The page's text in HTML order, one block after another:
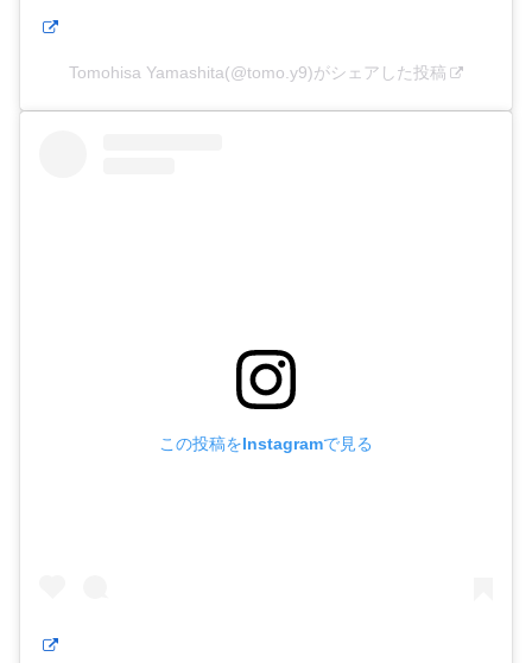
Tomohisa Yamashita(@tomo.y9)がシェアした投稿
この投稿をInstagramで見る